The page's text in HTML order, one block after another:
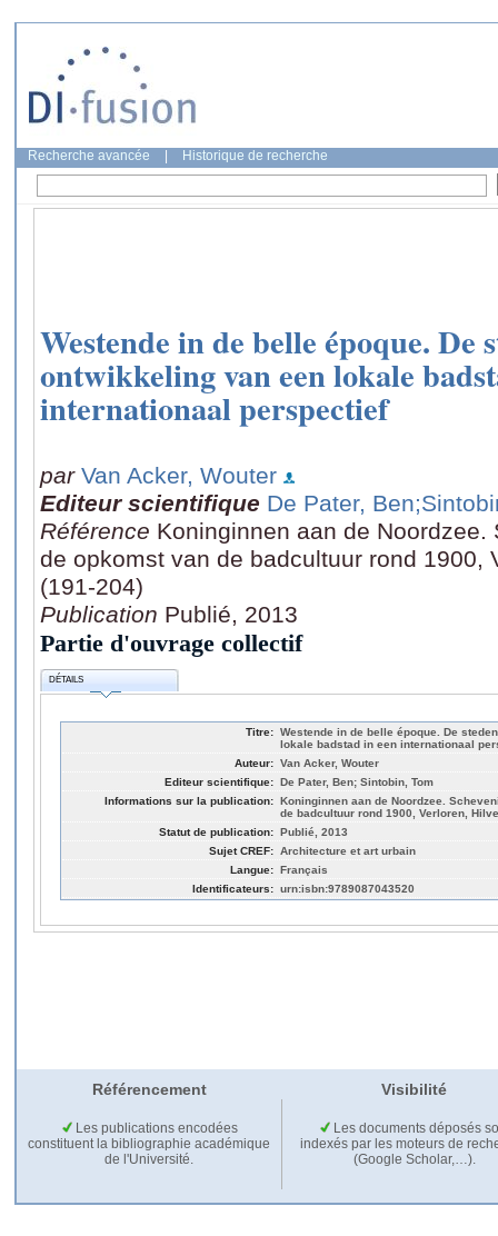
Recherche avancée Historique de recherche
Westende in de belle époque. De
ontwikkeling van een lokale
internationaal perspectief
par Van Acker, Wouter
Editeur scientifique De Pater, Ben
Référence Koninginnen aan de
de opkomst van de badcultuur rond 1900,
(191-204)
Publication Publié, 2013
Partie d'ouvrage collectif
DÉTAILS
Titre: Westende in de belle époque. De
lokale badstad in een internationaal
Auteur: Van Acker, Wouter
Editeur scientifique: De Pater, Ben; Sintobin, Tom
Informations sur la publication: Koninginnen aan de Noordzee.
de badcultuur rond 1900, Verloren,
Statut de publication: Publié, 2013
Sujet CREF: Architecture et art urbain
Langue: Français
Identificateurs: urn:isbn:9789087043520
Référencement Visibilité
Les publications encodées
constituent la bibliographie académique
de l'Université.
Les documents déposés
indexés par les moteurs de
(Google Scholar,…).